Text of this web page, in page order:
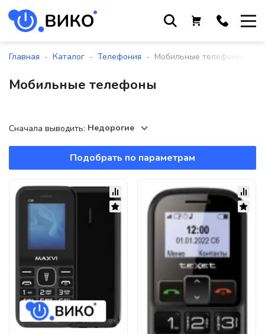
с понедельника по пятницу
+375 44 564 01 13
+375 29 861 18 28
По всем вопросам
sales@viko-t.by
Оплата и доставка
Контакты
220118, г. Минск, ул. Крупской, д.
17, пом. 38, оф. №1
Главная - Каталог - Телефония - Мобильные телефоны
Мобильные телефоны
Сначала выводить: Недорогие
Подобрать по параметрам